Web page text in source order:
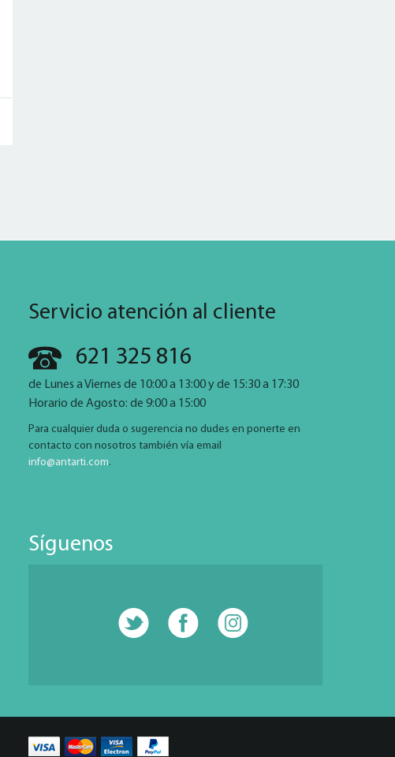
Servicio atención al cliente
621 325 816
de Lunes a Viernes de 10:00 a 13:00 y de 15:30 a 17:30
Horario de Agosto: de 9:00 a 15:00
Para cualquier duda o sugerencia no dudes en ponerte en
contacto con nosotros también vía email
info@antarti.com.
Síguenos